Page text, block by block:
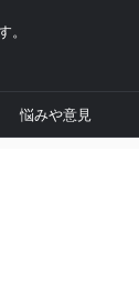
。
悩みや意見